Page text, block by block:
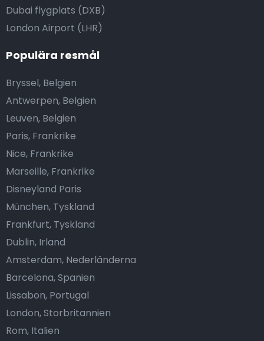
Dubai flygplats (DXB)
London Airport (LHR)
Populära resmål
Bryssel, Belgien
Antwerpen, Belgien
Leuven, Belgien
Paris, Frankrike
Nice, Frankrike
Marseille, Frankrike
Disneyland Paris
München, Tyskland
Frankfurt, Tyskland
Dublin, Irland
Amsterdam, Nederländerna
Barcelona, Spanien
Lissabon, Portugal
London, Storbritannien
Rom, Italien